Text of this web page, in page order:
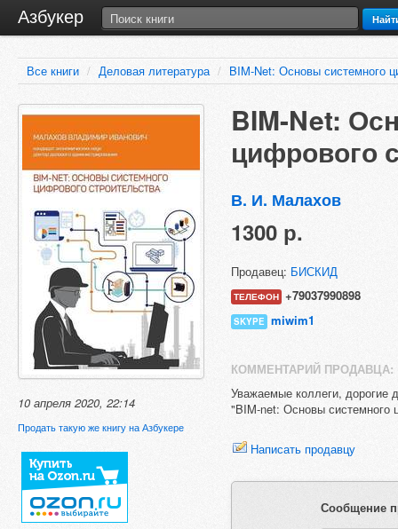
Азбукер
Все книги / Деловая литература / BIM-Net: Основы системного
10 апреля 2020, 22:14
Продать такую же книгу на Азбукере
BIM-Net:
цифрового
В. И. Малахов
1300 р.
Продавец: БИСКИД
ТЕЛЕФОН +79037990898
SKYPE miwim1
КОММЕНТАРИЙ ПРОДАВЦА:
Уважаемые коллеги, дорогие
"BIM-net: Основы системного
Написать продавцу
Сообщение